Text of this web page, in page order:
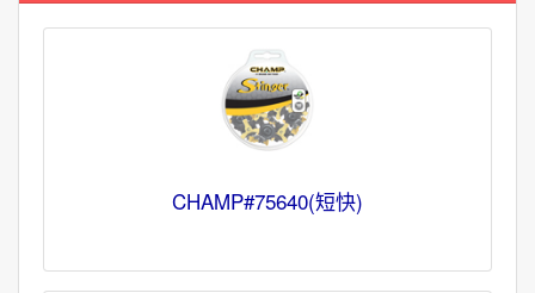
CHAMP#75640(短快)